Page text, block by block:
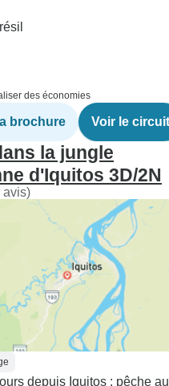
des économies
brochure Voir le circuit
la jungle
d'Iquitos 3D/2N
avis)
depuis Iquitos : pêche